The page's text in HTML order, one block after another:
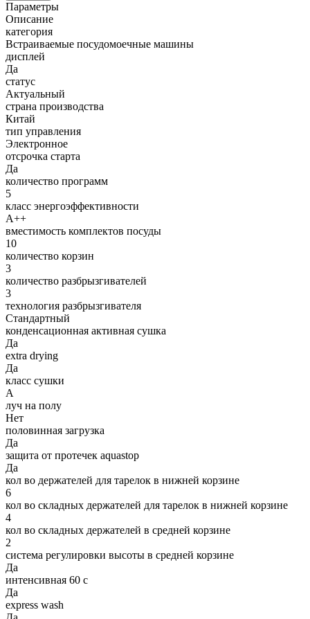
Параметры
Описание
категория
Встраиваемые посудомоечные машины
дисплей
Да
статус
Актуальный
страна производства
Китай
тип управления
Электронное
отсрочка старта
Да
количество программ
5
класс энергоэффективности
A++
вместимость комплектов посуды
10
количество корзин
3
количество разбрызгивателей
3
технология разбрызгивателя
Стандартный
конденсационная активная сушка
Да
extra drying
Да
класс сушки
A
луч на полу
Нет
половинная загрузка
Да
защита от протечек aquastop
Да
кол во держателей для тарелок в нижней корзине
6
кол во складных держателей для тарелок в нижней корзине
4
кол во складных держателей в средней корзине
2
система регулировки высоты в средней корзине
Да
интенcивная 60 с
Да
express wash